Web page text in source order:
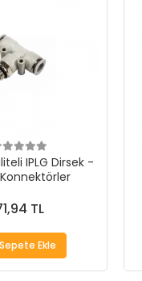
IPLG Dirsek -
TL
Sepete Ekle